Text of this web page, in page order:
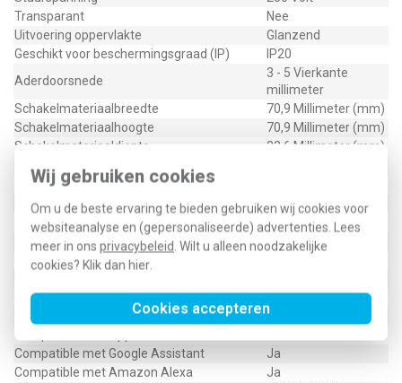
Wij gebruiken cookies
Om u de beste ervaring te bieden gebruiken wij cookies voor
websiteanalyse en (gepersonaliseerde) advertenties. Lees
meer in ons privacybeleid. Wilt u alleen noodzakelijke
cookies? Klik dan hier.
Cookies accepteren
Transparant
Nee
Uitvoering oppervlakte
Glanzend
Geschikt voor beschermingsgraad (IP)
IP20
Aderdoorsnede
3 - 5 Vierkante
millimeter
Schakelmateriaalbreedte
70,9 Millimeter (mm)
Schakelmateriaalhoogte
70,9 Millimeter (mm)
Schakelmateriaaldiepte
32,6 Millimeter (mm)
Met IFTTT ondersteuning
Dimbaar faseafsnijding
Ja
Dimbaar faseaansnijding
Nee
Min. diepte van de inbouwdoos
40 Millimeter (mm)
App besturing via Bluetooth
Nom. belasting inductiestroom
0 Voltampère
Nom. belasting capaciteitsvermogen
100 Voltampère
Compatible met Google Assistant
Ja
Compatible met Amazon Alexa
Ja